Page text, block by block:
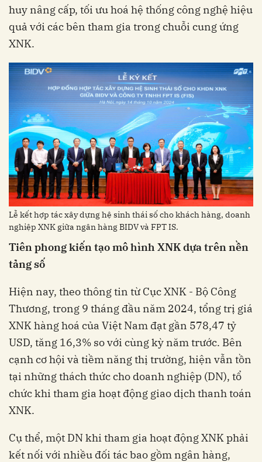
huy nâng cấp, tối ưu hoá hệ thống công nghệ hiệu
quả với các bên tham gia trong chuỗi cung ứng
Tiên phong kiến tạo mô hình XNK dựa trên nền
tảng số
Hiện nay, theo thông tin từ Cục XNK - Bộ Công
Thương, trong 9 tháng đầu năm 2024, tổng trị giá
XNK hàng hoá của Việt Nam đạt gần 578,47 tỷ
USD, tăng 16,3% so với cùng kỳ năm trước. Bên
cạnh cơ hội và tiềm năng thị trường, hiện vẫn tồn
tại những thách thức cho doanh nghiệp (DN), tổ
chức khi tham gia hoạt động giao dịch thanh toán
kết nối với nhiều đối tác bao gồm ngân hàng,